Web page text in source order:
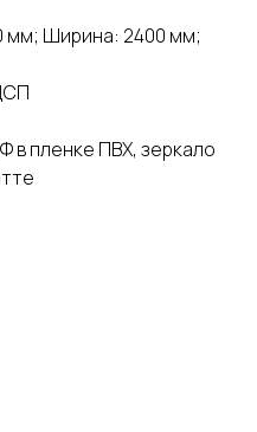
мм; Ширина: 2400 мм;
пленке ПВХ, зеркало